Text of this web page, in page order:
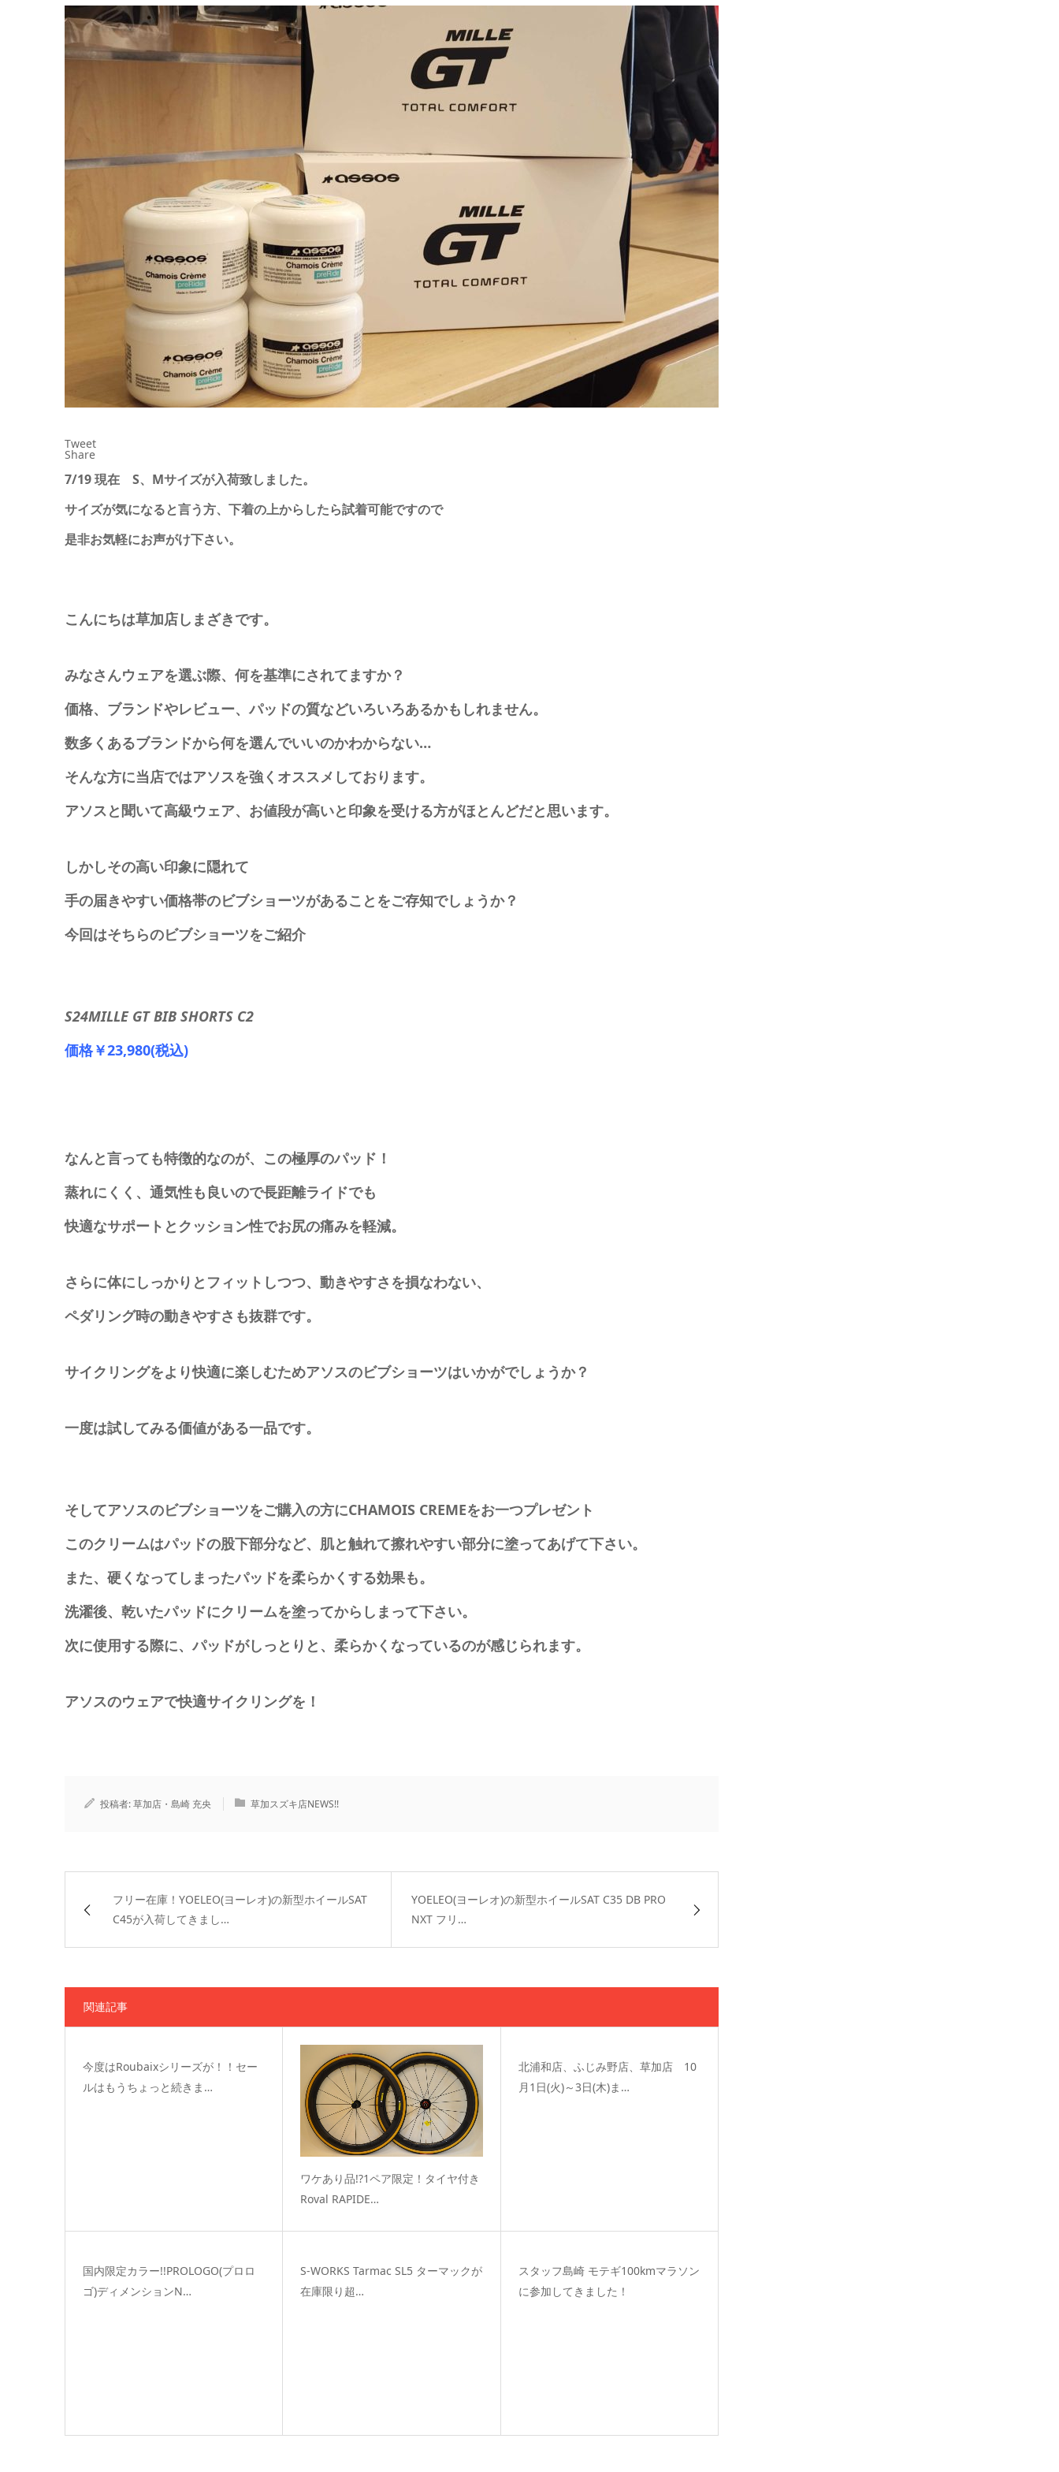
Tweet
Share
7/19 現在 S、Mサイズが入荷致しました。
サイズが気になると言う方、下着の上からしたら試着可能ですので
是非お気軽にお声がけ下さい。
こんにちは草加店しまざきです。
みなさんウェアを選ぶ際、何を基準にされてますか？
価格、ブランドやレビュー、パッドの質などいろいろあるかもしれません。
数多くあるブランドから何を選んでいいのかわからない…
そんな方に当店ではアソスを強くオススメしております。
アソスと聞いて高級ウェア、お値段が高いと印象を受ける方がほとんどだと思います。
しかしその高い印象に隠れて
手の届きやすい価格帯のビブショーツがあることをご存知でしょうか？
今回はそちらのビブショーツをご紹介
S24MILLE GT BIB SHORTS C2
価格￥23,980(税込)
なんと言っても特徴的なのが、この極厚のパッド！
蒸れにくく、通気性も良いので長距離ライドでも
快適なサポートとクッション性でお尻の痛みを軽減。
さらに体にしっかりとフィットしつつ、動きやすさを損なわない、
ペダリング時の動きやすさも抜群です。
サイクリングをより快適に楽しむためアソスのビブショーツはいかがでしょうか？
一度は試してみる価値がある一品です。
そしてアソスのビブショーツをご購入の方にCHAMOIS CREMEをお一つプレゼント
このクリームはパッドの股下部分など、肌と触れて擦れやすい部分に塗ってあげて下さい。
また、硬くなってしまったパッドを柔らかくする効果も。
洗濯後、乾いたパッドにクリームを塗ってからしまって下さい。
次に使用する際に、パッドがしっとりと、柔らかくなっているのが感じられます。
アソスのウェアで快適サイクリングを！
投稿者:草加店・島崎 充央 草加スズキ店NEWS!!
フリー在庫！YOELEO(ヨーレオ)の新型ホイールSAT
C45が入荷してきまし…
YOELEO(ヨーレオ)の新型ホイールSAT C35 DB PRO
NXT フリ…
関連記事
今度はRoubaixシリーズが！！セー
ルはもうちょっと続きま…
ワケあり品!?1ペア限定！タイヤ付き
Roval RAPIDE…
北浦和店、ふじみ野店、草加店 10
月1日(火)～3日(木)ま…
国内限定カラー!!PROLOGO(プロロ
ゴ)ディメンションN…
S-WORKS Tarmac SL5 ターマックが
在庫限り超…
スタッフ島崎 モテギ100kmマラソン
に参加してきました！